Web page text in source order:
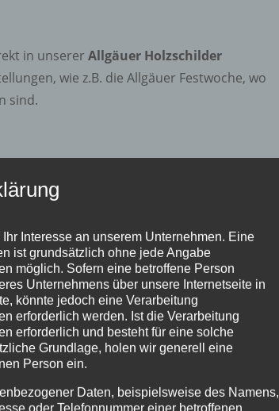
in unsererAllgäuer Holzschilder
wie z.B. die Allgäuer Festwoche, wo
sind.
Interesse an unserem Unternehmen. Eine
ist grundsätzlich ohne jede Angabe
möglich. Sofern eine betroffene Person
Unternehmens über unsere Internetseite in
könnte jedoch eine Verarbeitung
erforderlich werden. Ist die Verarbeitung
erforderlich und besteht für eine solche
Grundlage, holen wir generell eine
Person ein.
Daten, beispielsweise des Namens,
oder Telefonnummer einer betroffenen